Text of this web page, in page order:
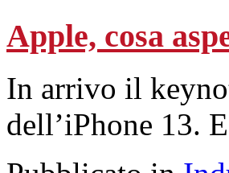
Apple, cosa
In arrivo il
dell’iPhone 13.